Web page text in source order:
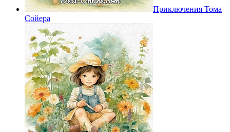
Приключения Тома
Сойера